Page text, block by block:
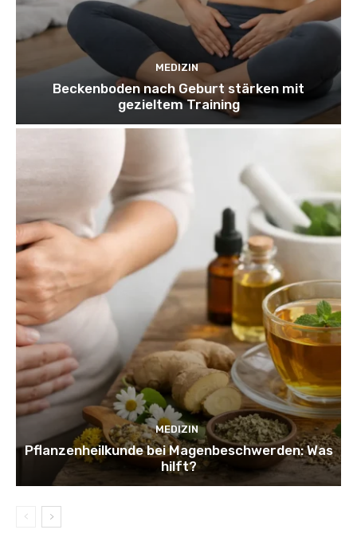
MEDIZIN
Beckenboden nach Geburt stärken mit
gezieltem Training
MEDIZIN
Pflanzenheilkunde bei Magenbeschwerden: Was
hilft?